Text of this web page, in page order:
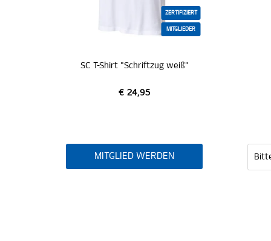
ZERTIFIZIERT
MITGLIEDER
SC T-Shirt "Schriftzug weiß"
€ 24,95
MITGLIED WERDEN